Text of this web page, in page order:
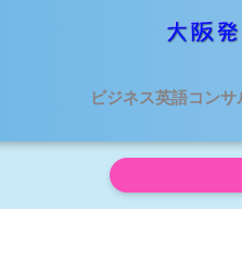
ビジネス英語コンサ